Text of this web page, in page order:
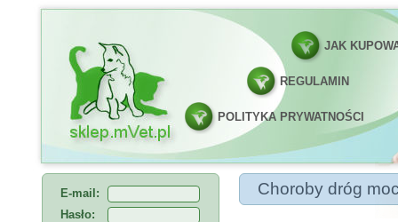
JAK
REGULAMIN
POLITYKA PRYWATNOŚCI
E-mail:
Hasło:
Choroby dróg
Choroby dróg